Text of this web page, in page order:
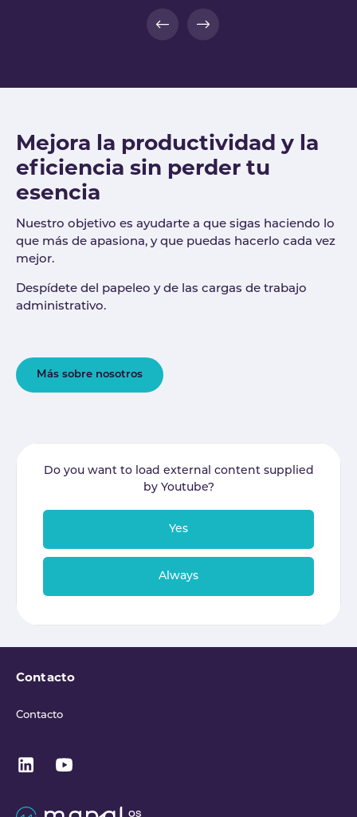
Mejora la productividad y la
eficiencia sin perder tu
esencia
Nuestro objetivo es ayudarte a que sigas haciendo lo
que más de apasiona, y que puedas hacerlo cada vez
mejor.
Despídete del papeleo y de las cargas de trabajo
administrativo.
Más sobre nosotros
Do you want to load external content supplied
by Youtube?
Yes
Always
Contacto
Contacto